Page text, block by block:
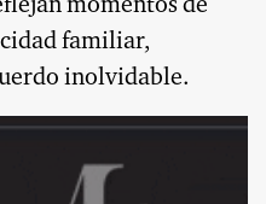
momentos de
familiar,
inolvidable.